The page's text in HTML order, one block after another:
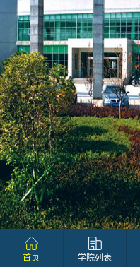
首页 学院列表